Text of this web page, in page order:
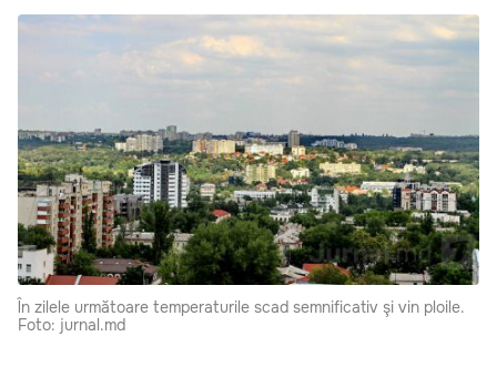
În zilele următoare temperaturile scad semnificativ şi vin ploile.
Foto: jurnal.md